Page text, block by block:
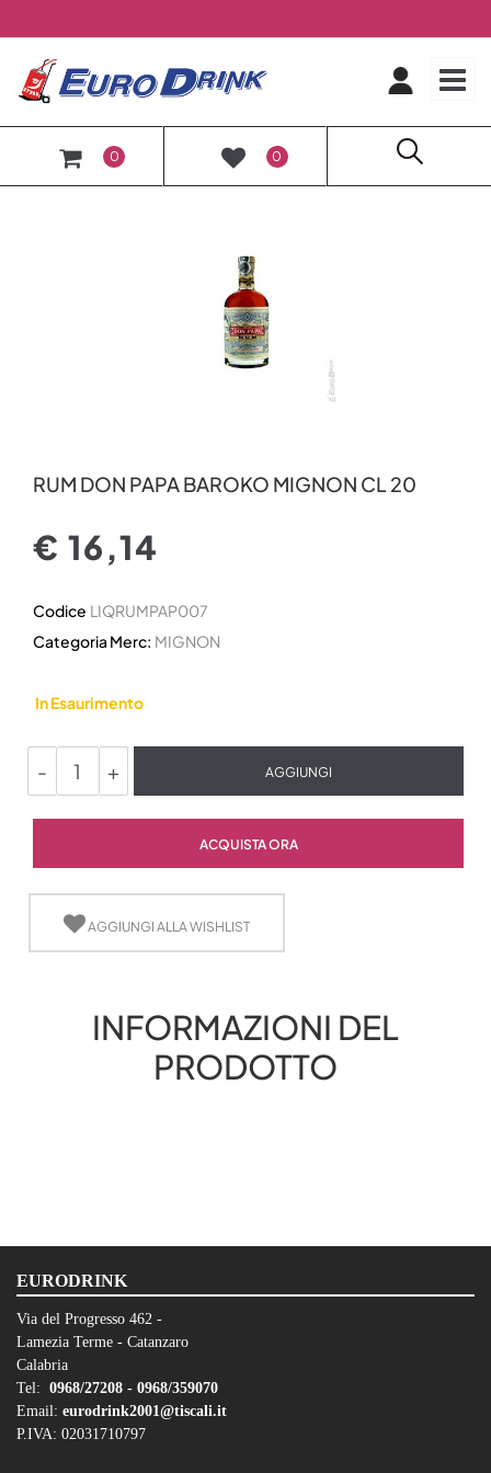
0 0
RUM DON PAPA BAROKO MIGNON CL 20
€ 16,14
Codice LIQRUMPAP007
Categoria Merc: MIGNON
In Esaurimento
AGGIUNGI
ACQUISTA ORA
AGGIUNGI ALLA WISHLIST
INFORMAZIONI DEL
PRODOTTO
EURODRINK
Via del Progresso 462 -
Lamezia Terme - Catanzaro
Calabria
Tel: 0968/27208 - 0968/359070
Email: eurodrink2001@tiscali.it
P.IVA: 02031710797